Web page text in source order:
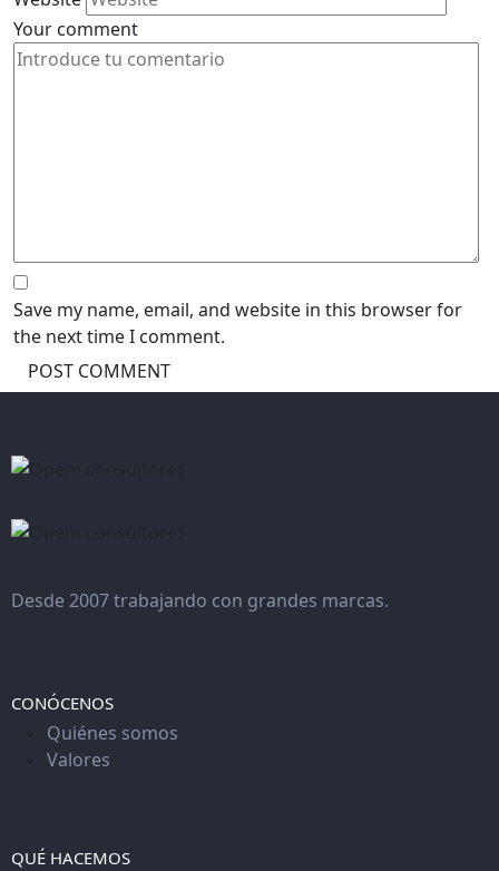
Your comment
Save my name, email, and website in this browser for
the next time I comment.
Desde 2007 trabajando con grandes marcas.
CONÓCENOS
Quiénes somos
Valores
QUÉ HACEMOS